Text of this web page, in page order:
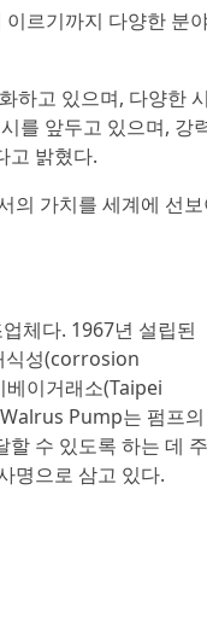
르기까지 다양한 분
하고 있으며, 다양한
를 앞두고 있으며, 강
고 밝혔다.
의 가치를 세계에 선보
체다. 1967년 설립된
식성(corrosion
이거래소(Taipei
Pump는 펌프
수 있도록 하는 데
명으로 삼고 있다.